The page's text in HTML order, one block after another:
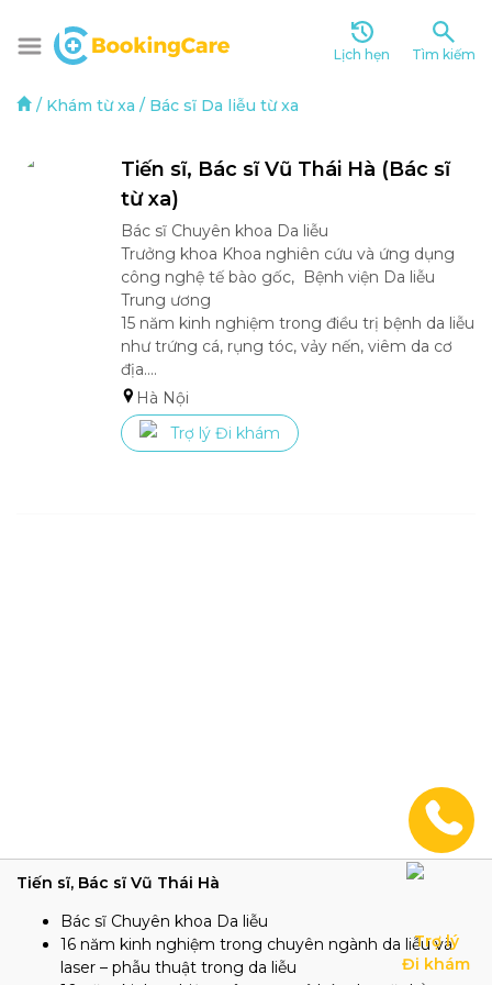
Lịch hẹn Tìm kiếm
/ Khám từ xa / Bác sĩ Da liễu từ xa
Tiến sĩ, Bác sĩ Vũ Thái Hà (Bác sĩ
từ xa)
Bác sĩ Chuyên khoa Da liễu
Trưởng khoa Khoa nghiên cứu và ứng dụng
công nghệ tế bào gốc,  Bệnh viện Da liễu
Trung ương
15 năm kinh nghiệm trong điều trị bệnh da liễu
như trứng cá, rụng tóc, vảy nến, viêm da cơ
địa....
Hà Nội
Trợ lý Đi khám
Tiến sĩ, Bác sĩ Vũ Thái Hà
Bác sĩ Chuyên khoa Da liễu
16 năm kinh nghiệm trong chuyên ngành da liễu và
laser – phẫu thuật trong da liễu
Trợ lý
Đi khám